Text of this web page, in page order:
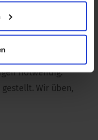
notwendig.
Wir üben,